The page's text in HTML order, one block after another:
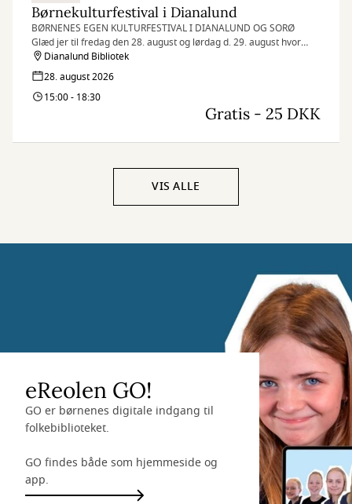
Børnekulturfestival i Dianalund
BØRNENES EGEN KULTURFESTIVAL I DIANALUND OG SORØ
Glæd jer til fredag den 28. august og lørdag d. 29. august hvor
Børnekulturfestivalen vender tilbage med et sprudlende program
fra de mange scener og workshops.
Professionelle kunstnere og kulturinstitutioner inviterer til at
møde kunsten og kulturen helt tæt på – i børnehøjde.
Dianalund Bibliotek
28. august 2026
15:00 - 18:30
Gratis - 25 DKK
VIS ALLE
eReolen GO!
GO er børnenes digitale indgang til
folkebiblioteket.
GO findes både som hjemmeside og
app.